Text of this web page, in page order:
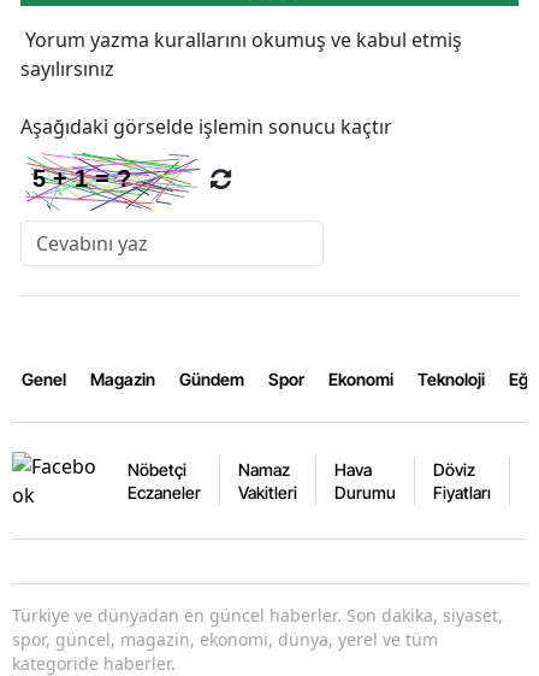
Yorum yazma kurallarını okumuş ve kabul etmiş
sayılırsınız
Aşağıdaki görselde işlemin sonucu kaçtır
Genel Magazin Gündem Spor Ekonomi Teknoloji
Nöbetçi
Eczaneler
Namaz
Vakitleri
Hava
Durumu
Döviz
Fiyatları
Türkiye ve dünyadan en güncel haberler. Son dakika, siyaset,
spor, güncel, magazin, ekonomi, dünya, yerel ve tüm
kategoride haberler.